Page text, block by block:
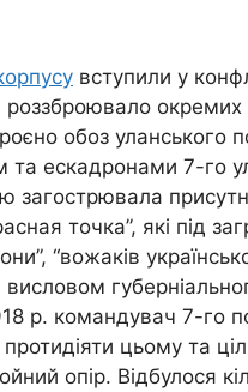
вступили у
окремих
обоз уланського
та ескадронами 7-го
точка”, які під
“вожаків
висловом
р. командувач 7-го
цьому та
опір. Відбулося